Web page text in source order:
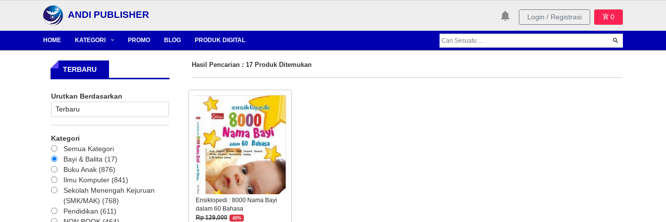
ANDI PUBLISHER Login / Registrasi 0
HOME KATEGORI PROMO BLOG PRODUK DIGITAL
TERBARU
Urutkan Berdasarkan
Kategori
Semua Kategori
Bayi & Balita (17)
Buku Anak (876)
Ilmu Komputer (841)
Sekolah Menengah Kejuruan
(SMK/MAK) (768)
Pendidikan (611)
Hasil Pencarian : 17 Produk Ditemukan
Ensiklopedi : 8000 Nama Bayi
dalam 60 Bahasa
Rp 129,000
40%